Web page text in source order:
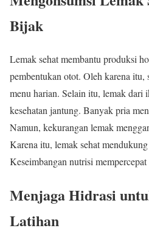
Bijak
Lemak sehat membantu produksi
pembentukan otot. Oleh karena itu,
menu harian. Selain itu, lemak dari
kesehatan jantung. Banyak pria
Namun, kekurangan lemak
Karena itu, lemak sehat
Keseimbangan nutrisi
Menjaga Hidrasi
Latihan